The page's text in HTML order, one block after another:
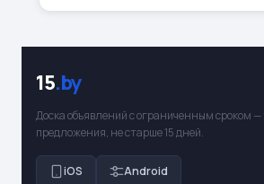
15.by
Доска объявлений с ограниченным сроком —
предложения, не старше 15 дней.
iOS Android